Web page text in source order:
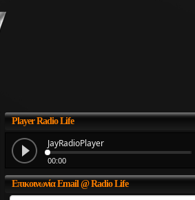
PlayerRadio Life
ΕπικοινωνίαEmail @ Radio Life